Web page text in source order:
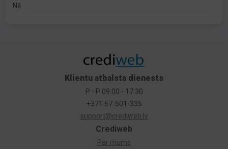
Nē
Crediweb
Par mums
Klientu atbalsta dienests
P - P 09:00 - 17:30
+371 67-501-335
support@crediweb.lv